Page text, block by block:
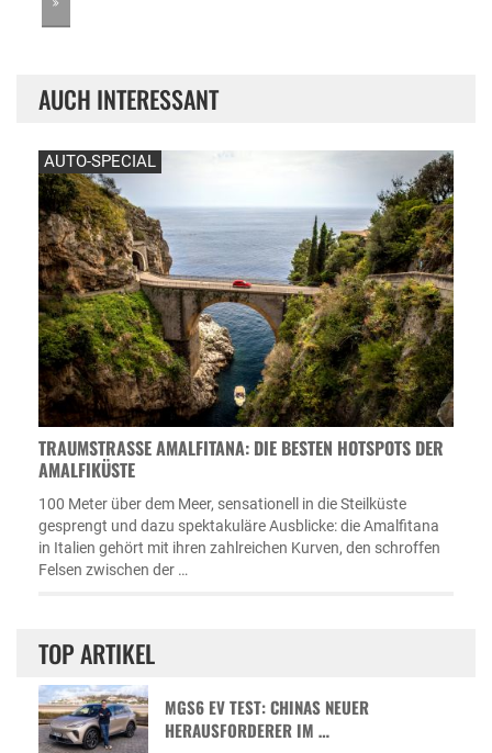
AUCH INTERESSANT
AUTO-SPECIAL
TRAUMSTRASSE AMALFITANA: DIE BESTEN HOTSPOTS DER A
MALFIKÜSTE
100 Meter über dem Meer, sensationell in die Steilküste
gesprengt und dazu spektakuläre Ausblicke: die Amalfitana
in Italien gehört mit ihren zahlreichen Kurven, den schroffen
Felsen zwischen der …
TOP ARTIKEL
MGS6 EV TEST: CHINAS NEUER
HERAUSFORDERER IM …